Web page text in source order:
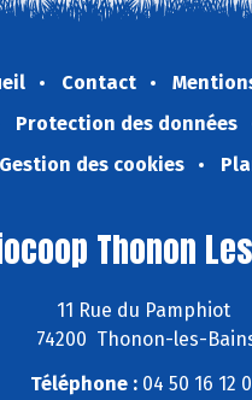
Contact
Protection des données
Gestion des cookies
Thonon
11 Rue du Pamphiot
74200 Thonon-les-
Téléphone : 04 50 16 12